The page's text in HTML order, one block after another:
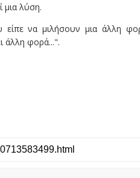
μια λύση.
να μιλήσουν μια άλλη
άλλη φορά...".